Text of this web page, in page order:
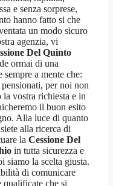
e senza sorprese,
hanno fatto si che
un modo sicuro
agenzia, vi
Del Quinto
ormai di una
a mente che:
per noi non
la vostra richiesta e in
il buon esito
Alla luce di quanto
alla ricerca di
la Cessione Del
in tutta sicurezza e
siamo la scelta giusta.
di comunicare
qualificate che si